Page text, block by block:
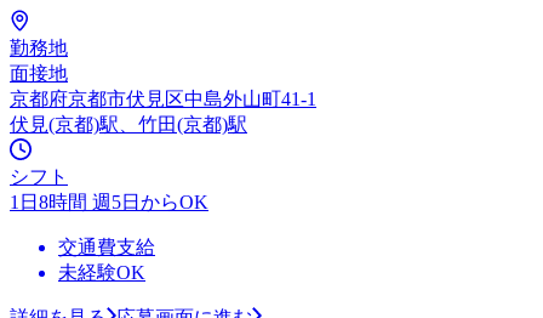
勤務地
面接地
京都府京都市伏見区中島外山町41-1
伏見(京都)駅、竹田(京都)駅
シフト
1日8時間 週5日からOK
交通費支給
未経験OK